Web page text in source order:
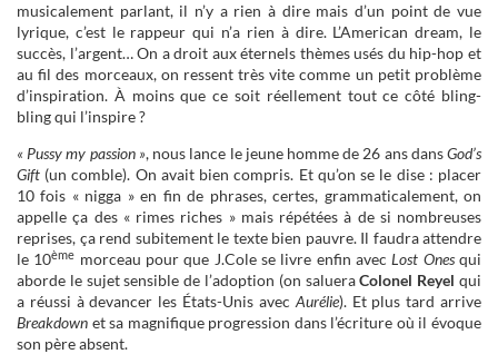
musicalement parlant, il n’y a rien à dire mais d’un point de vue
lyrique, c’est le rappeur qui n’a rien à dire. L’American dream, le
succès, l’argent… On a droit aux éternels thèmes usés du hip-hop et
au fil des morceaux, on ressent très vite comme un petit problème
d’inspiration. À moins que ce soit réellement tout ce côté bling-
bling qui l’inspire ?
« Pussy my passion », nous lance le jeune homme de 26 ans dansGod’s
Gift (un comble). On avait bien compris. Et qu’on se le dise : placer
10 fois « nigga » en fin de phrases, certes, grammaticalement, on
appelle ça des « rimes riches » mais répétées à de si nombreuses
reprises, ça rend subitement le texte bien pauvre. Il faudra attendre
le 10ème morceau pour que J.Cole se livre enfin avecLost Onesqui
aborde le sujet sensible de l’adoption (on salueraColonel Reyel qui
a réussi à devancer les États-Unis avec Aurélie). Et plus tard arrive
Breakdown et sa magnifique progression dans l’écriture où il évoque
son père absent.